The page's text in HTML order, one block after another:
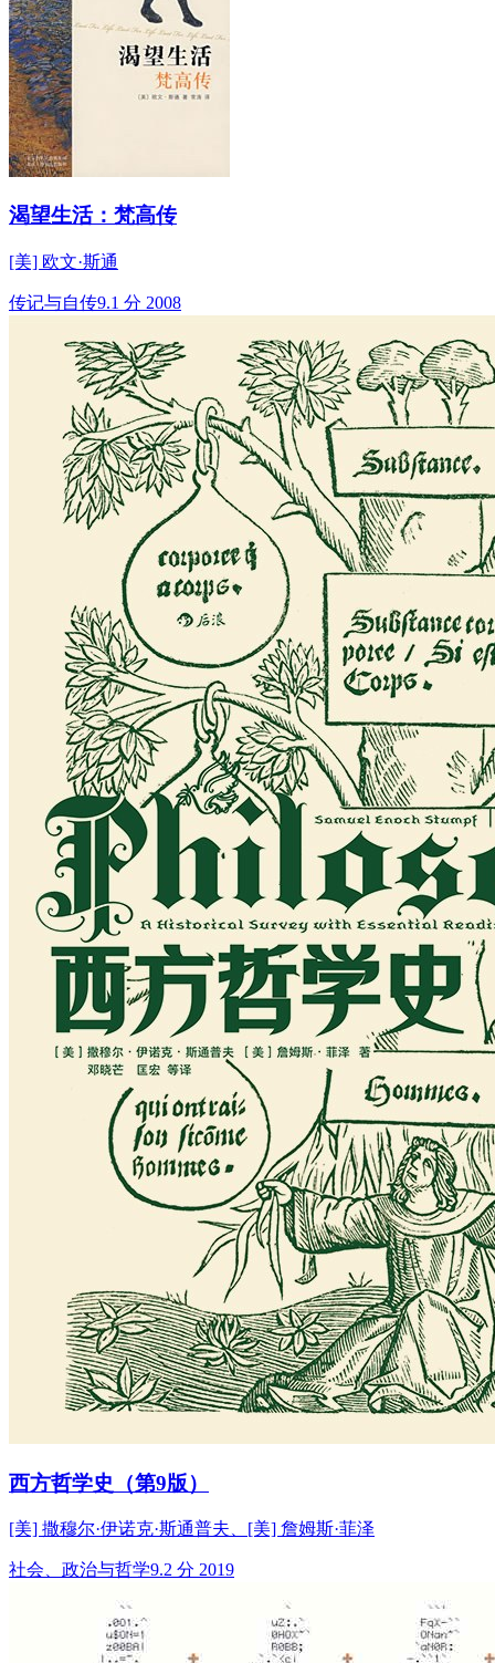
渴望生活：梵高传
[美] 欧文·斯通
传记与自传9.1 分 2008
西方哲学史（第9版）
[美] 撒穆尔·伊诺克·斯通普夫、[美] 詹姆斯·菲泽
社会、政治与哲学9.2 分 2019